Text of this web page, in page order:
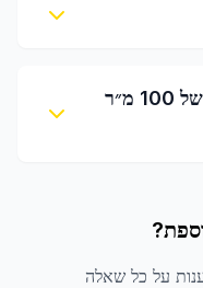
כמה זמן לוקח ניקיון בית ממוצע של 100 מ״ר
על כל שאלה